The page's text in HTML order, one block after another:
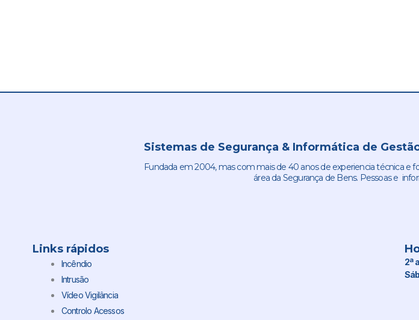
Sistemas de Segurança & Informática de
Fundada em 2004, mas com mais de 40 anos de experiencia técnica
área da Segurança de Bens. Pessoas e
Links rápidos
Incêndio
Intrusão
Vídeo Vigilância
Controlo Acessos
2ª